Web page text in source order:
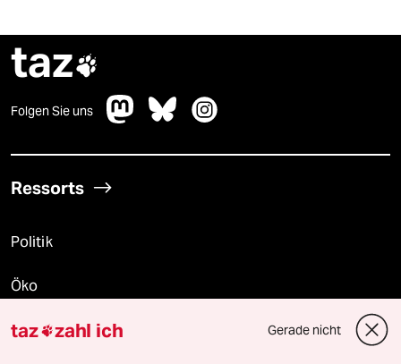
taz
Folgen Sie uns
Ressorts
Politik
Öko
Gesellschaft
taz zahl ich Gerade nicht